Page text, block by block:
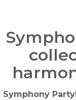
Symphony